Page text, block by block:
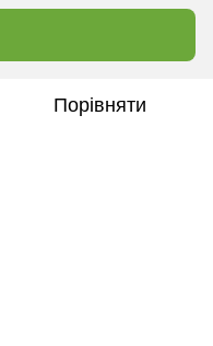
Порівняти